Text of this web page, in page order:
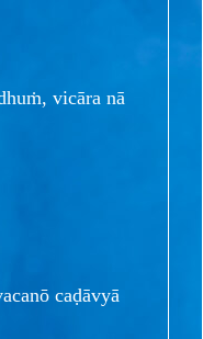
vicāra nā
caḍāvyā